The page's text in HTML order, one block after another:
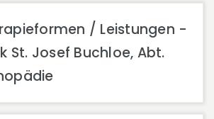
/ Leistungen -
St. Josef Buchloe, Abt.